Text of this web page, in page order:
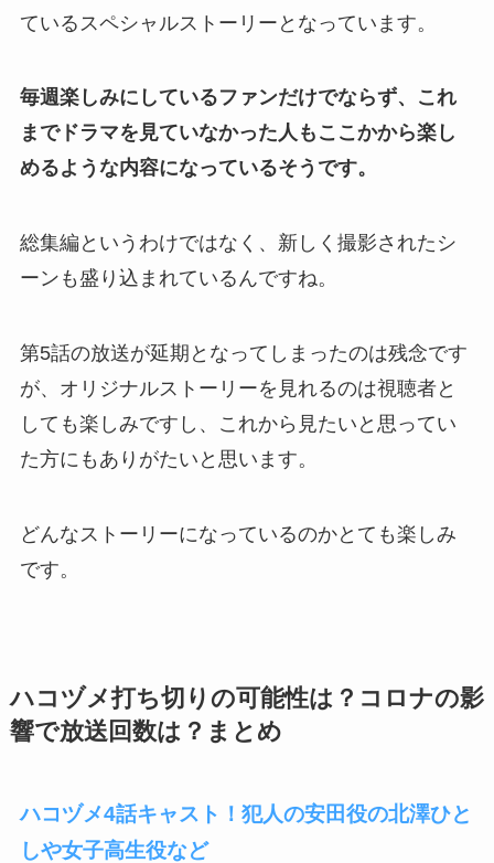
ているスペシャルストーリーとなっています。
毎週楽しみにしているファンだけでならず、これ
までドラマを見ていなかった人もここかから楽し
めるような内容になっているそうです。
総集編というわけではなく、新しく撮影されたシ
ーンも盛り込まれているんですね。
第5話の放送が延期となってしまったのは残念です
が、オリジナルストーリーを見れるのは視聴者と
しても楽しみですし、これから見たいと思ってい
た方にもありがたいと思います。
どんなストーリーになっているのかとても楽しみ
です。
ハコヅメ打ち切りの可能性は？コロナの影
響で放送回数は？まとめ
ハコヅメ4話キャスト！犯人の安田役の北澤ひと
しや女子高生役など